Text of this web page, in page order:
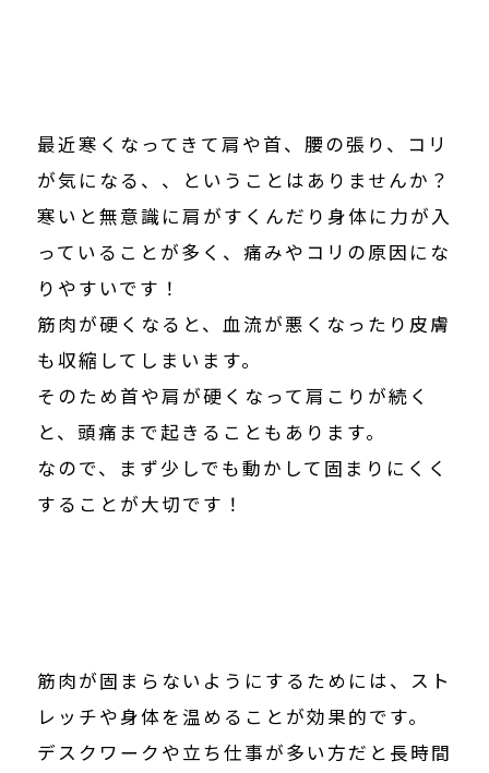
最近寒くなってきて肩や首、腰の張り、コリ
が気になる、、ということはありませんか？
寒いと無意識に肩がすくんだり身体に力が入
っていることが多く、痛みやコリの原因にな
りやすいです！
筋肉が硬くなると、血流が悪くなったり皮膚
も収縮してしまいます。
そのため首や肩が硬くなって肩こりが続く
と、頭痛まで起きることもあります。
なので、まず少しでも動かして固まりにくく
することが大切です！
筋肉が固まらないようにするためには、スト
レッチや身体を温めることが効果的です。
デスクワークや立ち仕事が多い方だと長時間